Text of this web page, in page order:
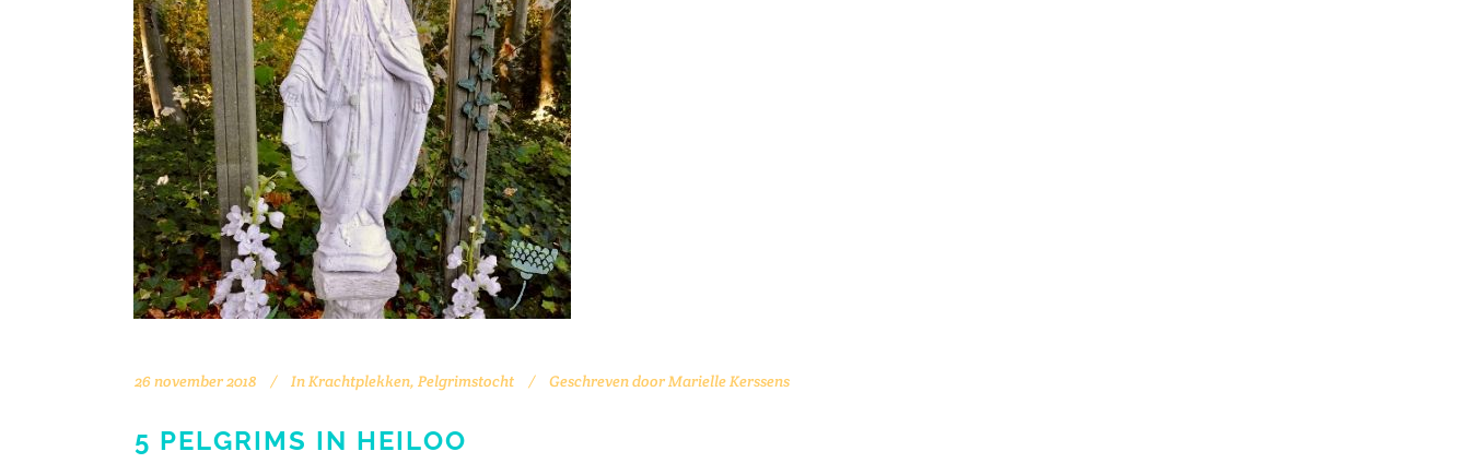
26 november 2018 InKrachtplekken, Pelgrimstocht Geschreven doorMarielle Kerssens
5 PELGRIMS IN HEILOO